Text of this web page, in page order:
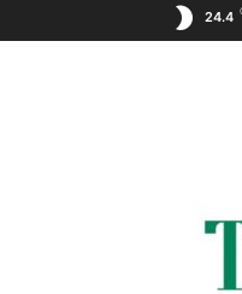
24.4